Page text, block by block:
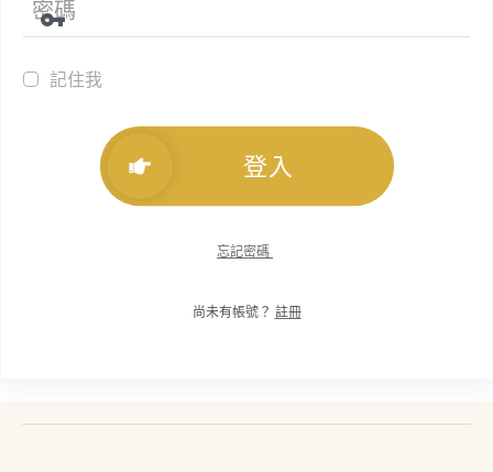
記住我
登入
忘記密碼
尚未有帳號？ 註冊